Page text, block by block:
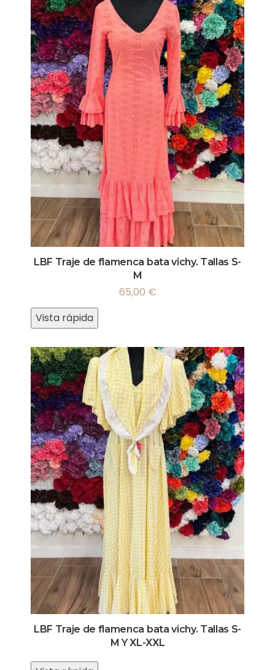
LBF Traje de flamenca bata vichy. Tallas S-
M
65,00 €
Vista rápida
LBF Traje de flamenca bata vichy. Tallas S-
M Y XL-XXL